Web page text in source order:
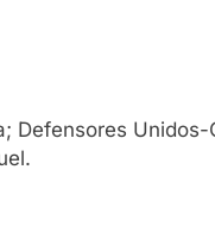
Defensores